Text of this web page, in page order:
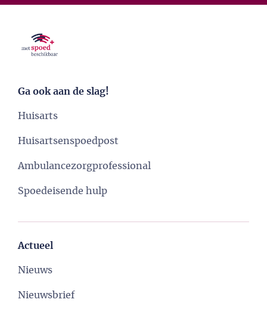
Ga ook aan de slag!
Huisarts
Huisartsenspoedpost
Ambulancezorgprofessional
Spoedeisende hulp
Actueel
Nieuws
Nieuwsbrief